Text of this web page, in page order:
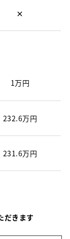
×
1万円
232.6万円
231.6万円
だきます